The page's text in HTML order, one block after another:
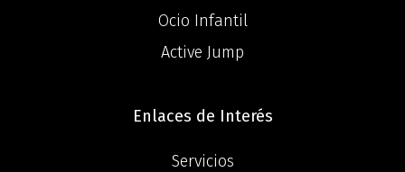
Ocio Infantil
Active Jump
Enlaces de Interés
Servicios